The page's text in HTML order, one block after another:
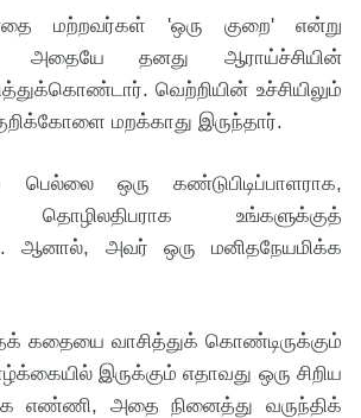
மற்றவர்கள் 'ஒரு குறை' என்று
அதையே தனது ஆராய்ச்சியின்
வெற்றியின் உச்சியிலும்
மறக்காது இருந்தார்.
ஒரு கண்டுபிடிப்பாளராக,
தொழிலதிபராக உங்களுக்குத்
ஆனால், அவர் ஒரு மனிதநேயமிக்க
கதையை வாசித்துக் கொண்டிருக்கும்
இருக்கும் எதாவது ஒரு சிறிய
எண்ணி, அதை நினைத்து வருந்திக்